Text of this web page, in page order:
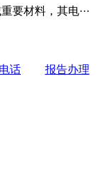
要材料，其电···
话 报告办理